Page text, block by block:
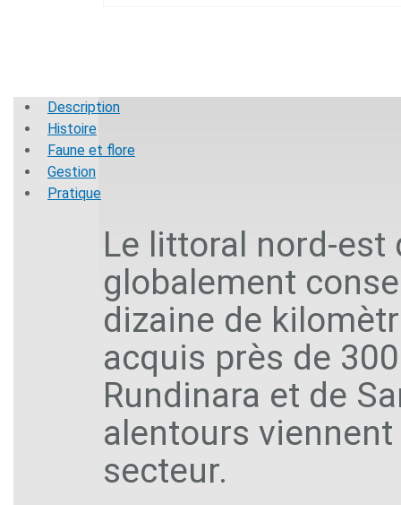
Description
Histoire
Faune et flore
Gestion
Pratique
Le littoral nord-est
globalement
dizaine de
acquis près de
Rundinara et de
alentours
secteur.